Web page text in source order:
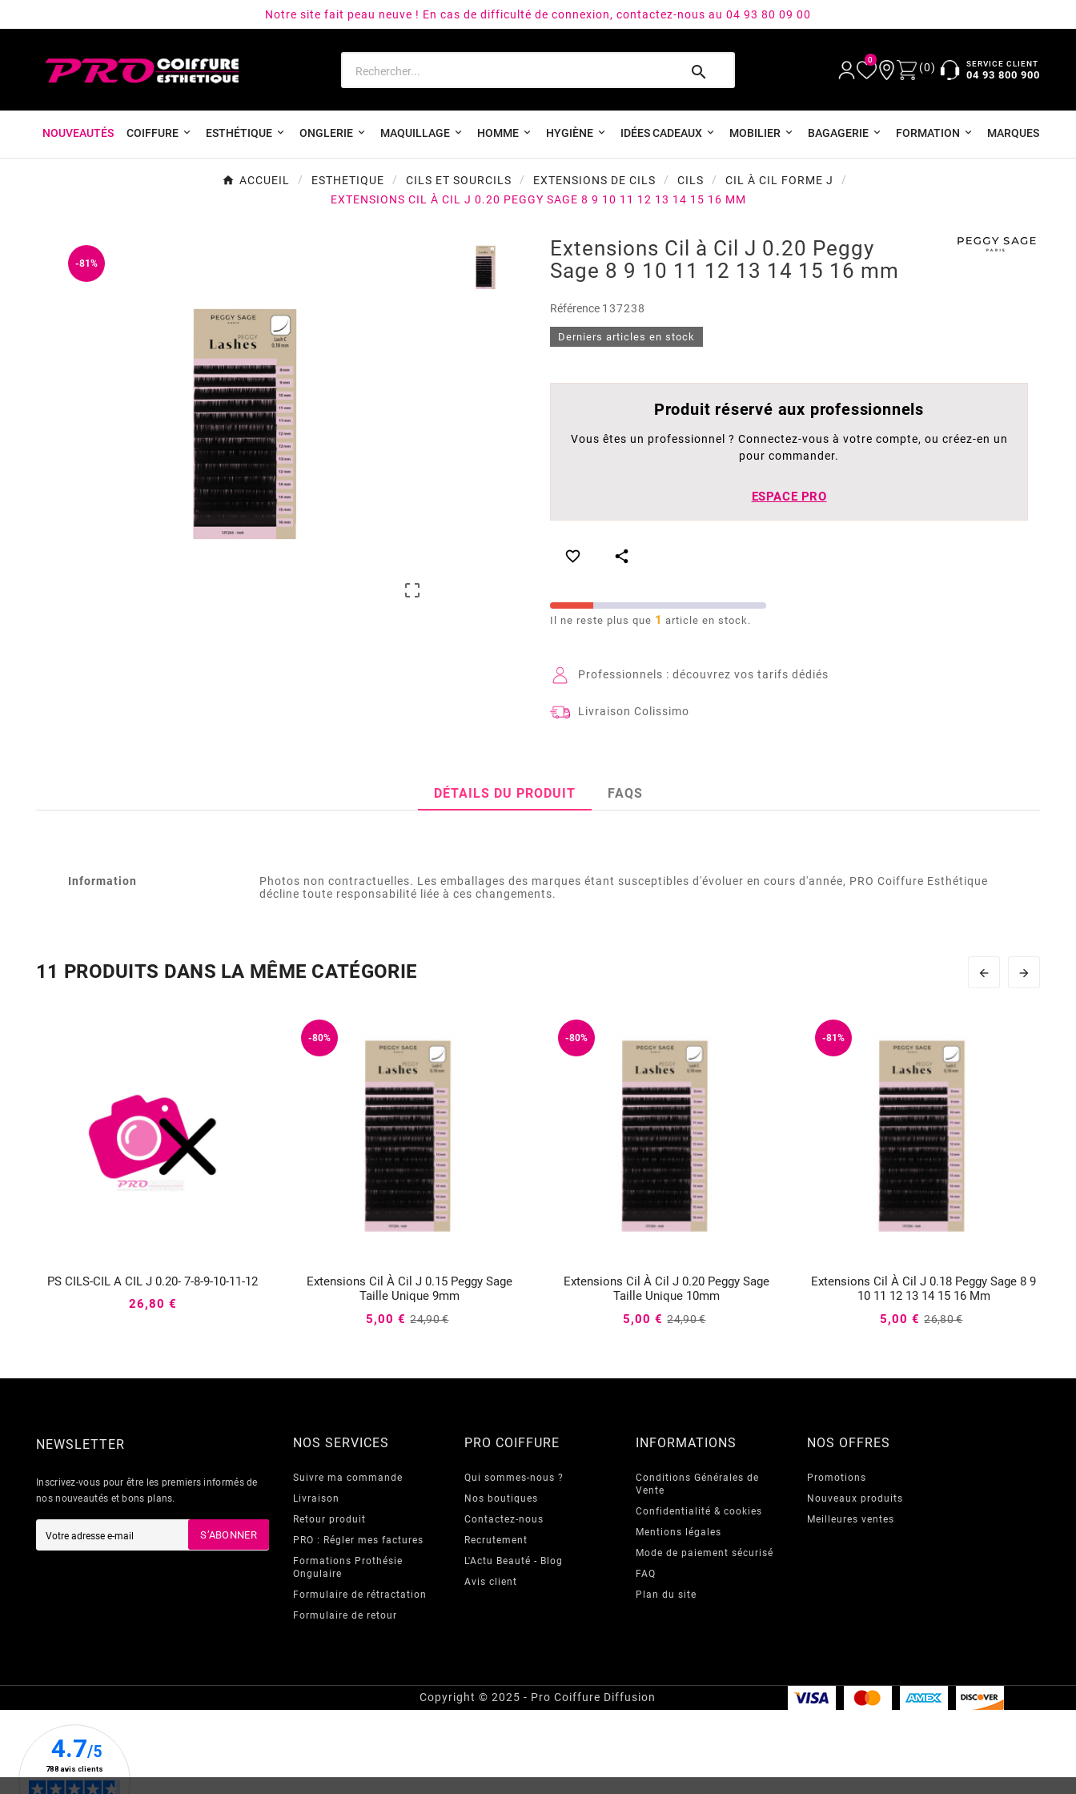
Notre site fait peau neuve ! En cas de difficulté de connexion, contactez-nous au 04 93 80 09 00

0
(0) SERVICE CLIENT
04 93 800 900
NOUVEAUTÉS COIFFURE ESTHÉTIQUE ONGLERIE MAQUILLAGE HOMME HYGIÈNE IDÉES CADEAUX MOBILIER BAGAGERIE FORMATION MARQUES
ACCUEIL ESTHETIQUE CILS ET SOURCILS EXTENSIONS DE CILS CILS
CIL À CIL FORME J
EXTENSIONS CIL À CIL J 0.20 PEGGY SAGE 8 9 10 11 12 13 14 15 16 MM
-81%

Extensions Cil à Cil J 0.20 Peggy
Sage 8 9 10 11 12 13 14 15 16 mm
Référence 137238
Derniers articles en stock
Produit réservé aux professionnels
Vous êtes un professionnel ? Connectez-vous à votre compte, ou créez-en un
pour commander.
ESPACE PRO
 
Il ne reste plus que 1 article en stock.
Professionnels : découvrez vos tarifs dédiés
Livraison Colissimo
DÉTAILS DU PRODUIT FAQS
Information
Photos non contractuelles. Les emballages des marques étant susceptibles d'évoluer en cours d'année, PRO Coiffure Esthétique
décline toute responsabilité liée à ces changements.
11 PRODUITS DANS LA MÊME CATÉGORIE  
PS CILS-CIL A CIL J 0.20- 7-8-9-10-11-12
26,80 €
-80%
Extensions Cil À Cil J 0.15 Peggy Sage
Taille Unique 9mm
  
5,00 € 24,90 €
-80%
Extensions Cil À Cil J 0.20 Peggy Sage
Taille Unique 10mm
  
5,00 € 24,90 €
-81%
Extensions Cil À Cil J 0.18 Peggy Sage 8 9
10 11 12 13 14 15 16 Mm
  
5,00 € 26,80 €
NEWSLETTER
Inscrivez-vous pour être les premiers informés de
nos nouveautés et bons plans.
S’ABONNER
NOS SERVICES
Suivre ma commande
Livraison
Retour produit
PRO : Régler mes factures
Formations Prothésie
Ongulaire
Formulaire de rétractation
Formulaire de retour
PRO COIFFURE
Qui sommes-nous ?
Nos boutiques
Contactez-nous
Recrutement
L'Actu Beauté - Blog
Avis client
INFORMATIONS
Conditions Générales de
Vente
Confidentialité & cookies
Mentions légales
Mode de paiement sécurisé
FAQ
Plan du site
NOS OFFRES
Promotions
Nouveaux produits
Meilleures ventes
Copyright © 2025 - Pro Coiffure Diffusion